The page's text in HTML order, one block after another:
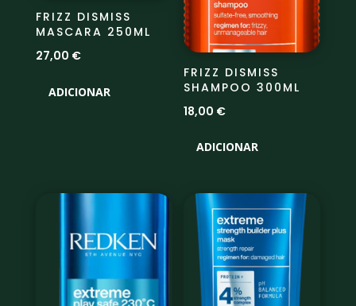
FRIZZ DISMISS
MASCARA 250ML
27,00 €
ADICIONAR
FRIZZ DISMISS
SHAMPOO 300ML
18,00 €
ADICIONAR